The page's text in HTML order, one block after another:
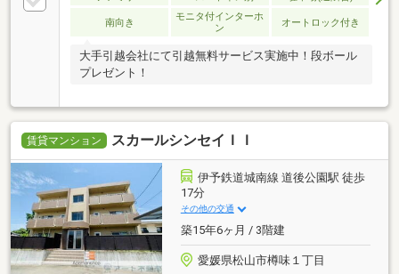
南向き
モニタ付インターホ
ン
オートロック付き
大手引越会社にて引越無料サービス実施中！段ボール
プレゼント！
賃貸マンション スカールシンセイＩＩ
伊予鉄道城南線 道後公園駅 徒歩
17分
その他の交通
築15年6ヶ月 / 3階建
愛媛県松山市樽味１丁目